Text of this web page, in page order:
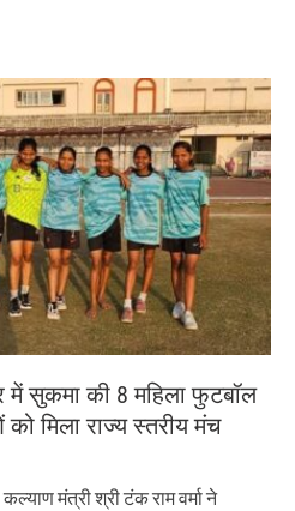
में सुकमा की 8 महिला फुटबॉल
मिला राज्य स्तरीय मंच
मंत्री श्री टंक राम वर्मा ने